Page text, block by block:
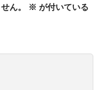
ん。 ※ が付いている